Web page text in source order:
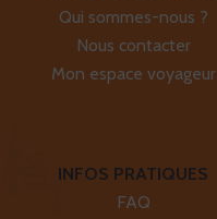
Qui sommes-nous ?
Nous contacter
Mon espace voyageur
INFOS PRATIQUES
FAQ